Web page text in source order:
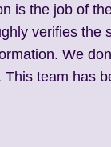
is the job of
verifies the
We
team has